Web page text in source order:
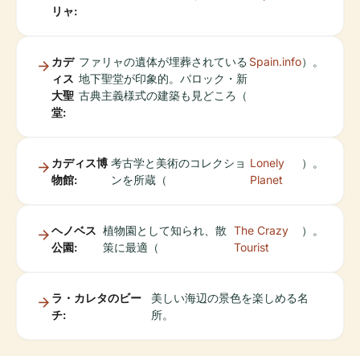
リャ:
カデ
ィス
大聖
堂:
ファリャの遺体が埋葬されている
地下聖堂が印象的。バロック・新
古典主義様式の建築も見どころ（
Spain.info）。
カディス博
物館:
考古学と美術のコレクショ
ンを所蔵（
Lonely
Planet
）。
ヘノベス
公園:
植物園として知られ、散
策に最適（
The Crazy
Tourist
）。
ラ・カレタのビー
チ:
美しい海辺の景色を楽しめる名
所。